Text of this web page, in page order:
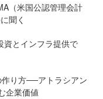
（米国公認管理会計
聞く
資とインフラ提供で
り方──アトラシアン
企業価値